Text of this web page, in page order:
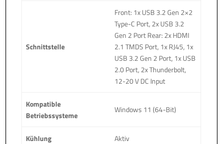
Schnittstelle
Front: 1x USB 3.2 Gen 2×2
Type-C Port, 2x USB 3.2
Gen 2 Port Rear: 2x HDMI
2.1 TMDS Port, 1x RJ45, 1x
USB 3.2 Gen 2 Port, 1x USB
2.0 Port, 2x Thunderbolt,
12-20 V DC Input
Kompatible
Betriebssysteme
Windows 11 (64-Bit)
Kühlung Aktiv